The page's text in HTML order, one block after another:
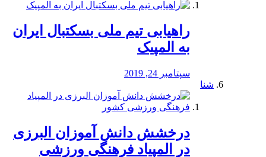
راهیابی تیم ملی بسکتبال ایران
به المپیک
سپتامبر 24, 2019
شنا
درخشش دانش آموزان البرزی
در المپیاد فرهنگی ورزشی